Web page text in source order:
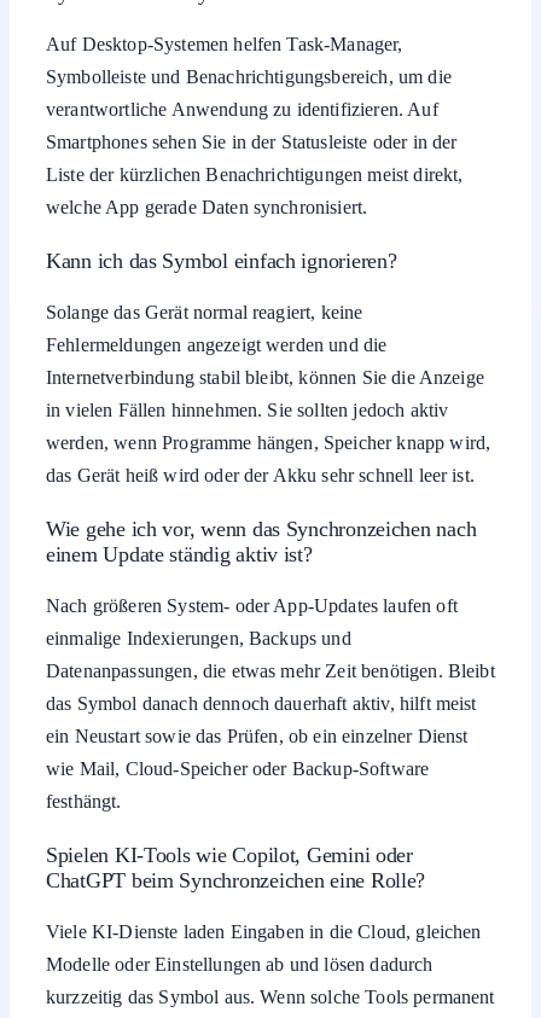
Auf Desktop-Systemen helfen Task-Manager,
Symbolleiste und Benachrichtigungsbereich, um die
verantwortliche Anwendung zu identifizieren. Auf
Smartphones sehen Sie in der Statusleiste oder in der
Liste der kürzlichen Benachrichtigungen meist direkt,
welche App gerade Daten synchronisiert.
Kann ich das Symbol einfach ignorieren?
Solange das Gerät normal reagiert, keine
Fehlermeldungen angezeigt werden und die
Internetverbindung stabil bleibt, können Sie die Anzeige
in vielen Fällen hinnehmen. Sie sollten jedoch aktiv
werden, wenn Programme hängen, Speicher knapp wird,
das Gerät heiß wird oder der Akku sehr schnell leer ist.
Wie gehe ich vor, wenn das Synchronzeichen nach
einem Update ständig aktiv ist?
Nach größeren System- oder App-Updates laufen oft
einmalige Indexierungen, Backups und
Datenanpassungen, die etwas mehr Zeit benötigen. Bleibt
das Symbol danach dennoch dauerhaft aktiv, hilft meist
ein Neustart sowie das Prüfen, ob ein einzelner Dienst
wie Mail, Cloud-Speicher oder Backup-Software
festhängt.
Spielen KI-Tools wie Copilot, Gemini oder
ChatGPT beim Synchronzeichen eine Rolle?
Viele KI-Dienste laden Eingaben in die Cloud, gleichen
Modelle oder Einstellungen ab und lösen dadurch
kurzzeitig das Symbol aus. Wenn solche Tools permanent